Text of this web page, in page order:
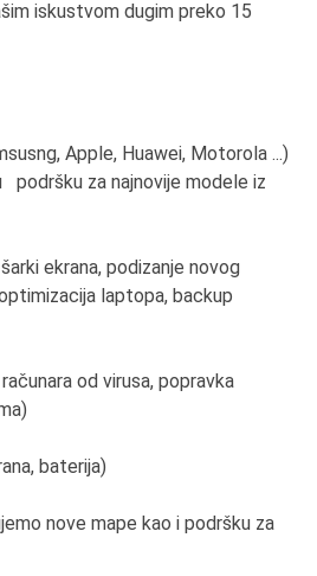
iskustvom dugim preko 15
Apple, Huawei, Motorola ...)
podršku za najnovije modele iz
ekrana, podizanje novog
laptopa, backup
od virusa, popravka
baterija)
nove mape kao i podršku za